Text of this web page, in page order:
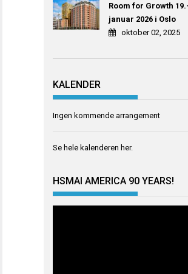
Room for Growth
januar 2026 i Oslo
oktober 02, 2025
KALENDER
Ingen kommende arrangement
Se hele kalenderen her.
HSMAI AMERICA 90 YEARS!